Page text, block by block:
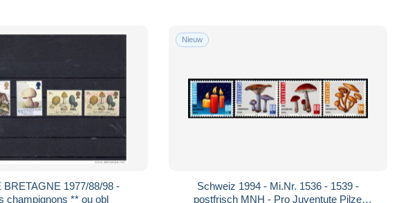
1977/88/98 -
champignons ** ou obl
Nieuw
Schweiz 1994 - Mi.Nr. 1536 - 1539 -
postfrisch MNH - Pro Juventute Pilze